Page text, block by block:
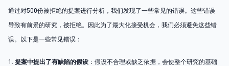
通过对500份被拒绝的提案进行分析，我们发现了一些常见的错误。这些错误
导致有前景的研究，被拒绝。因此为了最大化接受机会，我们必须避免这些错
误。以下是一些常见错误：
1. 提案中提出了有缺陷的假设 ：假设不合理或缺乏依据，会使整个研究的基础